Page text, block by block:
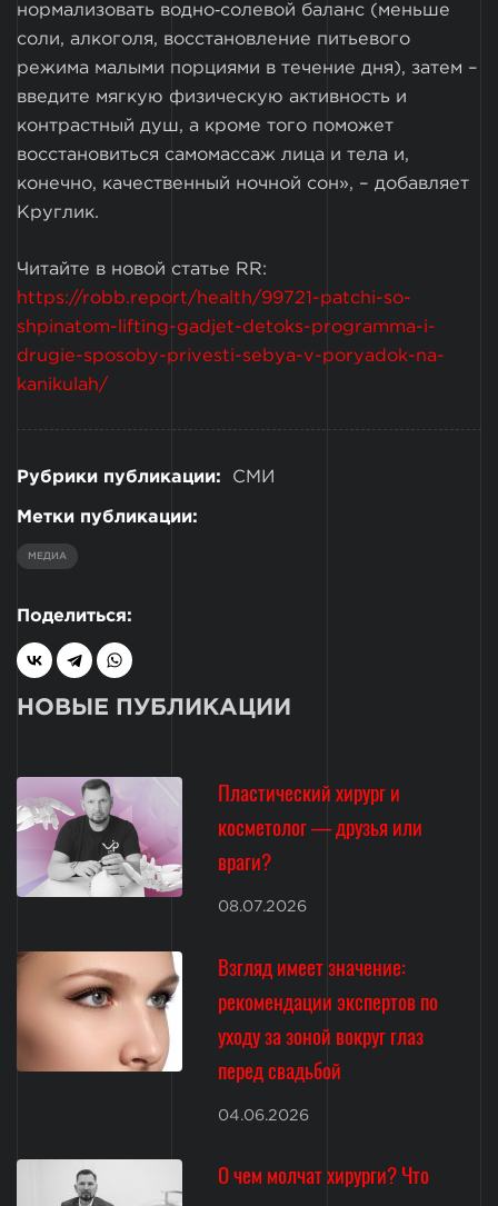
нормализовать водно‑солевой баланс (меньше
соли, алкоголя, восстановление питьевого
режима малыми порциями в течение дня), затем –
введите мягкую физическую активность и
контрастный душ, а кроме того поможет
восстановиться самомассаж лица и тела и,
конечно, качественный ночной сон», – добавляет
Круглик.
Читайте в новой статье RR:
https://robb.report/health/99721-patchi-so-
shpinatom-lifting-gadjet-detoks-programma-i-
drugie-sposoby-privesti-sebya-v-poryadok-na-
kanikulah/
Рубрики публикации: СМИ
Метки публикации:
МЕДИА
Поделиться:
НОВЫЕ ПУБЛИКАЦИИ
Пластический хирург и
косметолог — друзья или
враги?
08.07.2026
Взгляд имеет значение:
рекомендации экспертов по
уходу за зоной вокруг глаз
перед свадьбой
04.06.2026
О чем молчат хирурги? Что